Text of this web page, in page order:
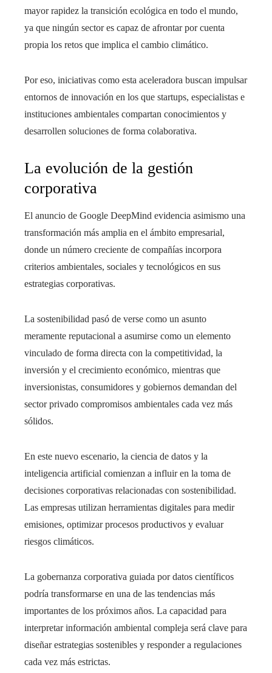
mayor rapidez la transición ecológica en todo el mundo,
ya que ningún sector es capaz de afrontar por cuenta
propia los retos que implica el cambio climático.
Por eso, iniciativas como esta aceleradora buscan impulsar
entornos de innovación en los que startups, especialistas e
instituciones ambientales compartan conocimientos y
desarrollen soluciones de forma colaborativa.
La evolución de la gestión
corporativa
El anuncio de Google DeepMind evidencia asimismo una
transformación más amplia en el ámbito empresarial,
donde un número creciente de compañías incorpora
criterios ambientales, sociales y tecnológicos en sus
estrategias corporativas.
La sostenibilidad pasó de verse como un asunto
meramente reputacional a asumirse como un elemento
vinculado de forma directa con la competitividad, la
inversión y el crecimiento económico, mientras que
inversionistas, consumidores y gobiernos demandan del
sector privado compromisos ambientales cada vez más
sólidos.
En este nuevo escenario, la ciencia de datos y la
inteligencia artificial comienzan a influir en la toma de
decisiones corporativas relacionadas con sostenibilidad.
Las empresas utilizan herramientas digitales para medir
emisiones, optimizar procesos productivos y evaluar
riesgos climáticos.
La gobernanza corporativa guiada por datos científicos
podría transformarse en una de las tendencias más
importantes de los próximos años. La capacidad para
interpretar información ambiental compleja será clave para
diseñar estrategias sostenibles y responder a regulaciones
cada vez más estrictas.